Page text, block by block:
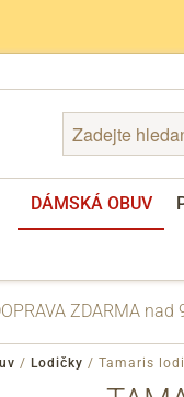
DÁMSKÁ OBUV
ZDARMA nad
/ Lodičky / Tamaris